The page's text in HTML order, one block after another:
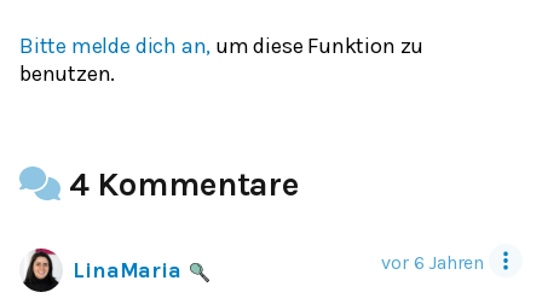
Bitte melde dich an, um diese Funktion zu
benutzen.
4 Kommentare
LinaMaria vor 6 Jahren